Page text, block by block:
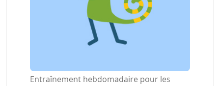
Entraînement hebdomadaire pour les